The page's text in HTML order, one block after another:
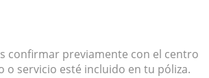
confirmar previamente con el centro
o servicio esté incluido en tu póliza.